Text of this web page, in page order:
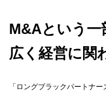
M&Aという
広く経営に関
「ロングブラックパートナ